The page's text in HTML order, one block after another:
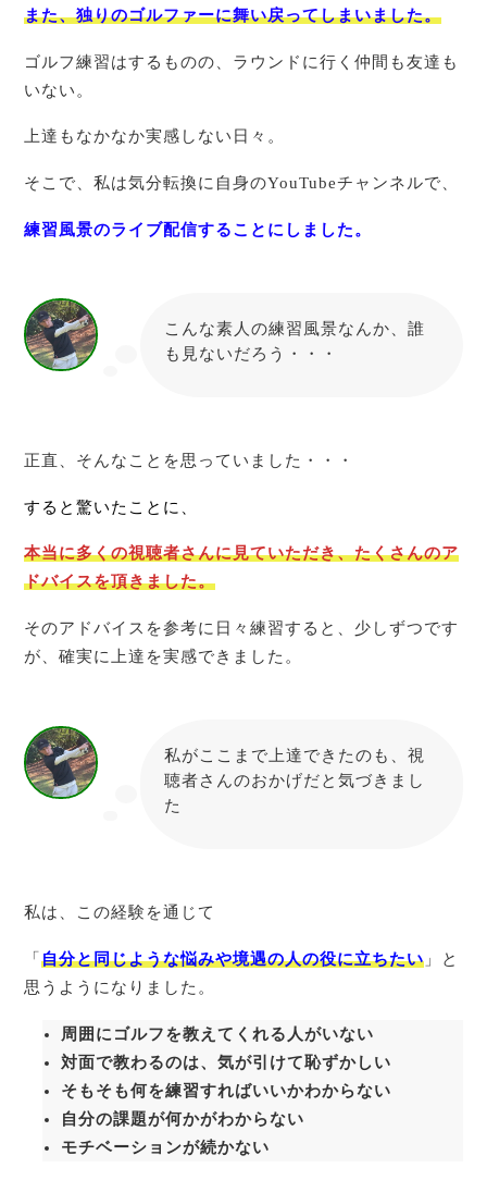
また、独りのゴルファーに舞い戻ってしまいました。
ゴルフ練習はするものの、ラウンドに行く仲間も友達も
いない。
上達もなかなか実感しない日々。
そこで、私は気分転換に自身のYouTubeチャンネルで、
練習風景のライブ配信することにしました。
こんな素人の練習風景なんか、誰
も見ないだろう・・・
正直、そんなことを思っていました・・・
すると驚いたことに、
本当に多くの視聴者さんに見ていただき、たくさんのア
ドバイスを頂きました。
そのアドバイスを参考に日々練習すると、少しずつです
が、確実に上達を実感できました。
私がここまで上達できたのも、視
聴者さんのおかげだと気づきまし
た
私は、この経験を通じて
「自分と同じような悩みや境遇の人の役に立ちたい 」と
思うようになりました。
周囲にゴルフを教えてくれる人がいない
対面で教わるのは、気が引けて恥ずかしい
そもそも何を練習すればいいかわからない
自分の課題が何かがわからない
モチベーションが続かない